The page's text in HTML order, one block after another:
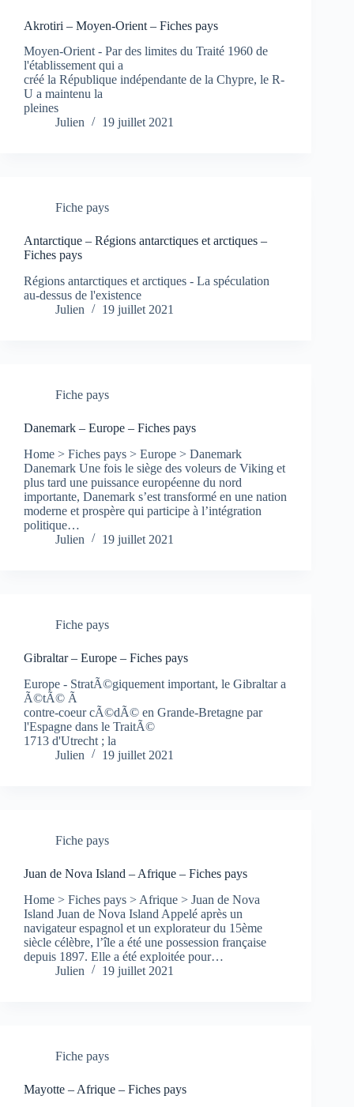
Akrotiri – Moyen-Orient – Fiches pays
Moyen-Orient - Par des limites du Traité 1960 de
l'établissement qui a
créé la République indépendante de la Chypre, le R-
U a maintenu la
pleines
Julien
19 juillet 2021
Fiche pays
Antarctique – Régions antarctiques et arctiques –
Fiches pays
Régions antarctiques et arctiques - La spéculation
au-dessus de l'existence
Julien
19 juillet 2021
Fiche pays
Danemark – Europe – Fiches pays
Home > Fiches pays > Europe > Danemark
Danemark Une fois le siège des voleurs de Viking et
plus tard une puissance européenne du nord
importante, Danemark s’est transformé en une nation
moderne et prospère qui participe à l’intégration
politique…
Julien
19 juillet 2021
Fiche pays
Gibraltar – Europe – Fiches pays
Europe - StratÃ©giquement important, le Gibraltar a
Ã©tÃ© Ã
contre-coeur cÃ©dÃ© en Grande-Bretagne par
l'Espagne dans le TraitÃ©
1713 d'Utrecht ; la
Julien
19 juillet 2021
Fiche pays
Juan de Nova Island – Afrique – Fiches pays
Home > Fiches pays > Afrique > Juan de Nova
Island Juan de Nova Island Appelé après un
navigateur espagnol et un explorateur du 15ème
siècle célèbre, l’île a été une possession française
depuis 1897. Elle a été exploitée pour…
Julien
19 juillet 2021
Fiche pays
Mayotte – Afrique – Fiches pays